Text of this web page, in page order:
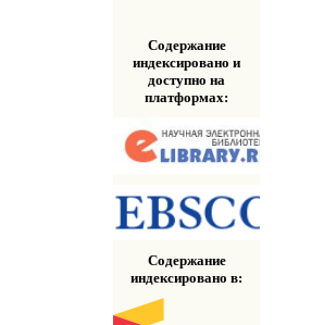
Содержание
индексировано и
доступно на
платформах:
Содержание
индексировано в: